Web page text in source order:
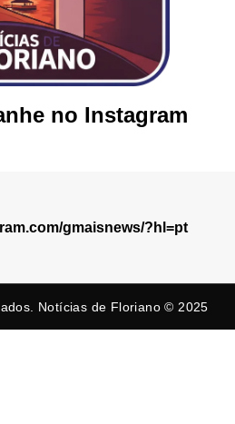
no Instagram
gmaisnews/?hl=pt
Notícias de Floriano © 2025